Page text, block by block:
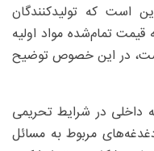
است که تولیدکنندگان
تمام‌شده مواد اولیه
است، در این خصوص توضیح
داخلی در شرایط تحریمی
مربوط به مسائل